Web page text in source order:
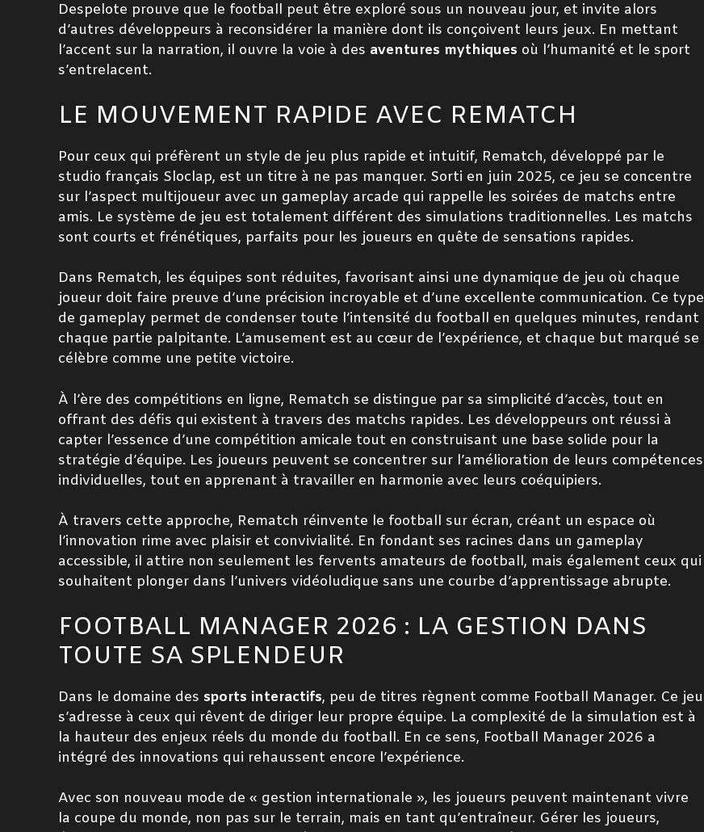
Despelote prouve que le football peut être exploré sous un nouveau jour, et invite alors
d’autres développeurs à reconsidérer la manière dont ils conçoivent leurs jeux. En mettant
l’accent sur la narration, il ouvre la voie à des aventures mythiques où l’humanité et le sport
s’entrelacent.
LE MOUVEMENT RAPIDE AVEC REMATCH
Pour ceux qui préfèrent un style de jeu plus rapide et intuitif, Rematch, développé par le
studio français Sloclap, est un titre à ne pas manquer. Sorti en juin 2025, ce jeu se concentre
sur l’aspect multijoueur avec un gameplay arcade qui rappelle les soirées de matchs entre
amis. Le système de jeu est totalement différent des simulations traditionnelles. Les matchs
sont courts et frénétiques, parfaits pour les joueurs en quête de sensations rapides.
Dans Rematch, les équipes sont réduites, favorisant ainsi une dynamique de jeu où chaque
joueur doit faire preuve d’une précision incroyable et d’une excellente communication. Ce type
de gameplay permet de condenser toute l’intensité du football en quelques minutes, rendant
chaque partie palpitante. L’amusement est au cœur de l’expérience, et chaque but marqué se
célèbre comme une petite victoire.
À l’ère des compétitions en ligne, Rematch se distingue par sa simplicité d’accès, tout en
offrant des défis qui existent à travers des matchs rapides. Les développeurs ont réussi à
capter l’essence d’une compétition amicale tout en construisant une base solide pour la
stratégie d’équipe. Les joueurs peuvent se concentrer sur l’amélioration de leurs compétences
individuelles, tout en apprenant à travailler en harmonie avec leurs coéquipiers.
À travers cette approche, Rematch réinvente le football sur écran, créant un espace où
l’innovation rime avec plaisir et convivialité. En fondant ses racines dans un gameplay
accessible, il attire non seulement les fervents amateurs de football, mais également ceux qui
souhaitent plonger dans l’univers vidéoludique sans une courbe d’apprentissage abrupte.
FOOTBALL MANAGER 2026 : LA GESTION DANS
TOUTE SA SPLENDEUR
Dans le domaine des sports interactifs, peu de titres règnent comme Football Manager. Ce jeu
s’adresse à ceux qui rêvent de diriger leur propre équipe. La complexité de la simulation est à
la hauteur des enjeux réels du monde du football. En ce sens, Football Manager 2026 a
intégré des innovations qui rehaussent encore l’expérience.
Avec son nouveau mode de « gestion internationale », les joueurs peuvent maintenant vivre
la coupe du monde, non pas sur le terrain, mais en tant qu’entraîneur. Gérer les joueurs,